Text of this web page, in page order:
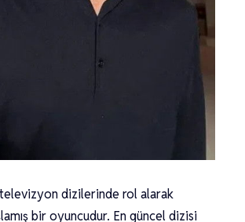
dizilerinde rol alarak
bir oyuncudur. En güncel dizisi